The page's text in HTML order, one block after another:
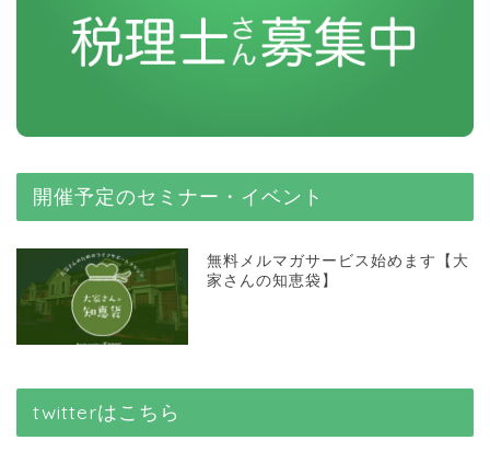
開催予定のセミナー・イベント
無料メルマガサービス始めます【大
家さんの知恵袋】
twitterはこちら